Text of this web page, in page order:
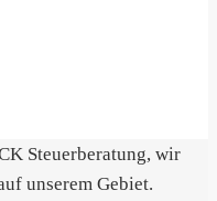
Steuerberatung, wir
unserem Gebiet.